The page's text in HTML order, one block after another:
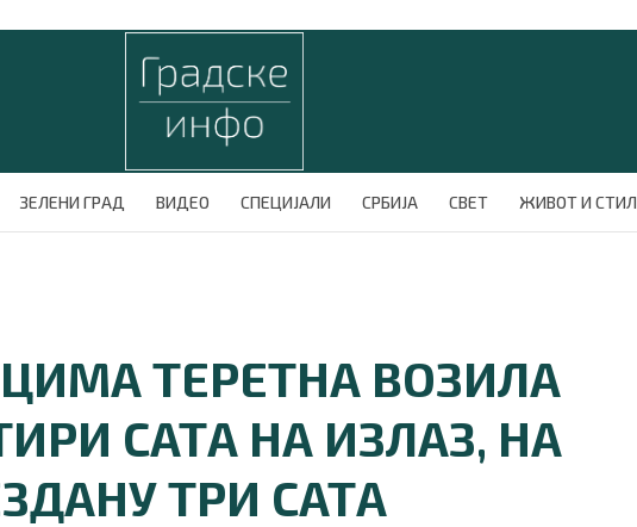
ЗЕЛЕНИ ГРАД ВИДЕО СПЕЦИЈАЛИ СРБИЈА СВЕТ ЖИВОТ И СТИЛ
ТЕРЕТНА ВОЗИЛА
САТА НА ИЗЛАЗ, НА
ТРИ САТА